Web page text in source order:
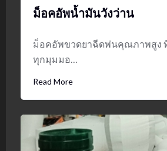
ม็อคอัพน้ำมันวังว่าน
ม็อคอัพขวดยาฉีดพ่นคุณภาพสูง
ทุกมุมมอ…
Read More